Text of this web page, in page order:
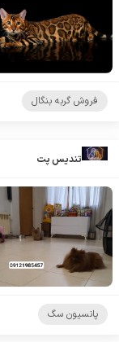
فروش گربه بنگال
تندیس پت
پانسیون سگ